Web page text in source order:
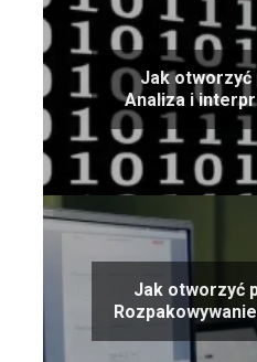
Jak otworzyć
Analiza i
Jak otworzyć